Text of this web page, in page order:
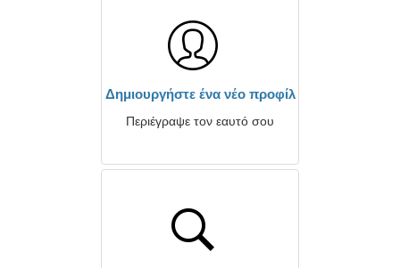
Δημιουργήστε ένα νέο προφίλ
Περιέγραψε τον εαυτό σου